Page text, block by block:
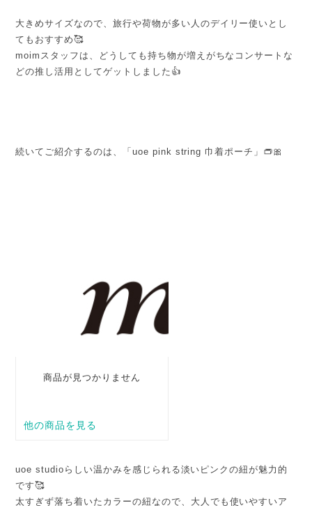
大きめサイズなので、旅行や荷物が多い人のデイリー使いとし
てもおすすめ🥰
moimスタッフは、どうしても持ち物が増えがちなコンサートな
どの推し活用としてゲットしました👍
続いてご紹介するのは、「uoe pink string 巾着ポーチ」👝🎀
uoe studioらしい温かみを感じられる淡いピンクの紐が魅力的
です🥰
太すぎず落ち着いたカラーの紐なので、大人でも使いやすいア